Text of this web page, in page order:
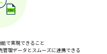
機械加工
る工場”へ！
現！ NEW
で実現できること
管理データとスムーズに連携できる